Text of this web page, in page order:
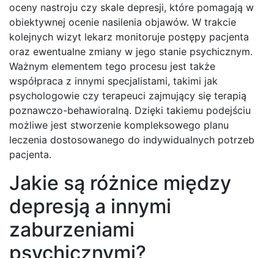
oceny nastroju czy skale depresji, które pomagają w
obiektywnej ocenie nasilenia objawów. W trakcie
kolejnych wizyt lekarz monitoruje postępy pacjenta
oraz ewentualne zmiany w jego stanie psychicznym.
Ważnym elementem tego procesu jest także
współpraca z innymi specjalistami, takimi jak
psychologowie czy terapeuci zajmujący się terapią
poznawczo-behawioralną. Dzięki takiemu podejściu
możliwe jest stworzenie kompleksowego planu
leczenia dostosowanego do indywidualnych potrzeb
pacjenta.
Jakie są różnice między
depresją a innymi
zaburzeniami
psychicznymi?